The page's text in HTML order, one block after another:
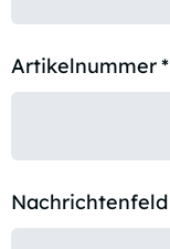
Artikelnummer*
Nachrichtenfeld